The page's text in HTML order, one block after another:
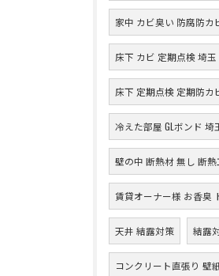
家中 カビ臭い 防腐防カ
床下 カビ 定期点検 埼玉
床下 定期点検 定期防カ
冷えた部屋 GLボンド 埼
壁の中 断熱材 無し 断熱
賃貸オーナー様 お香臭
天井 結露対策 結露
コンクリート直張り 壁